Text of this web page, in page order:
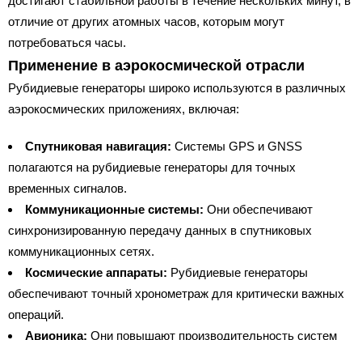
отличие от других атомных часов, которым могут
потребоваться часы.
Применение в аэрокосмической отрасли
Рубидиевые генераторы широко используются в различных
аэрокосмических приложениях, включая:
Спутниковая навигация: Системы GPS и GNSS
полагаются на рубидиевые генераторы для точных
временных сигналов.
Коммуникационные системы: Они обеспечивают
синхронизированную передачу данных в спутниковых
коммуникационных сетях.
Космические аппараты: Рубидиевые генераторы
обеспечивают точный хронометраж для критически важных
операций.
Авионика: Они повышают производительность систем